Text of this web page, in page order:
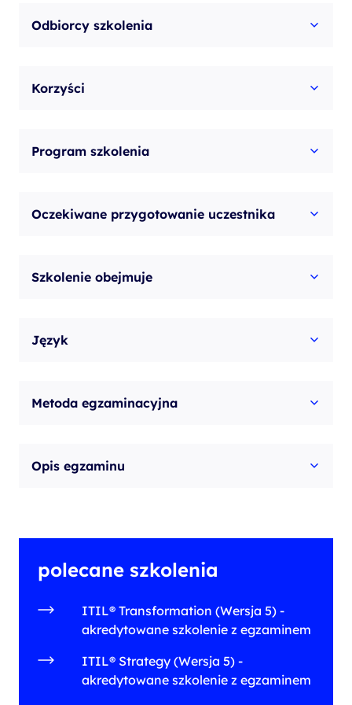
Odbiorcy szkolenia
Korzyści
Program szkolenia
Oczekiwane przygotowanie uczestnika
Szkolenie obejmuje
Język
Metoda egzaminacyjna
Opis egzaminu
polecane szkolenia
ITIL® Transformation (Wersja 5) -
akredytowane szkolenie z egzaminem
ITIL® Strategy (Wersja 5) -
akredytowane szkolenie z egzaminem